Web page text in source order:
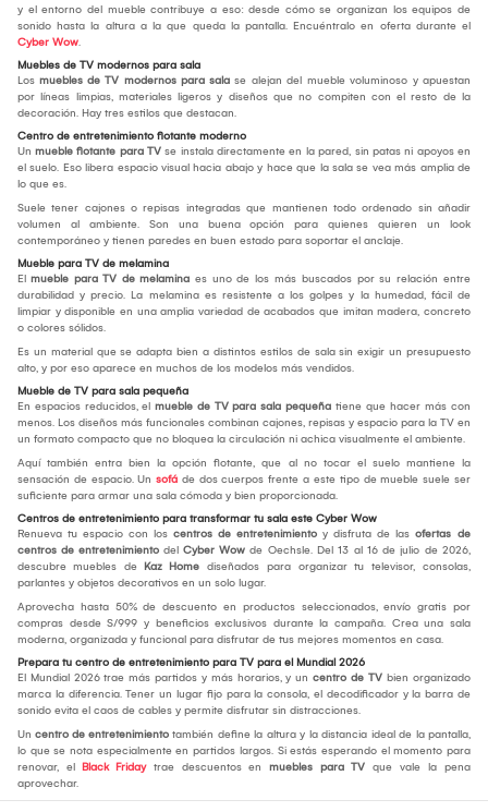
y el entorno del mueble contribuye a eso: desde cómo se organizan los equipos de
sonido hasta la altura a la que queda la pantalla. Encuéntralo en oferta durante el
Cyber Wow.
Muebles de TV modernos para sala
Los muebles de TV modernos para sala se alejan del mueble voluminoso y apuestan
por líneas limpias, materiales ligeros y diseños que no compiten con el resto de la
decoración. Hay tres estilos que destacan.
Centro de entretenimiento flotante moderno
Un mueble flotante para TV se instala directamente en la pared, sin patas ni apoyos en
el suelo. Eso libera espacio visual hacia abajo y hace que la sala se vea más amplia de
lo que es.
Suele tener cajones o repisas integradas que mantienen todo ordenado sin añadir
volumen al ambiente. Son una buena opción para quienes quieren un look
contemporáneo y tienen paredes en buen estado para soportar el anclaje.
Mueble para TV de melamina
El mueble para TV de melamina es uno de los más buscados por su relación entre
durabilidad y precio. La melamina es resistente a los golpes y la humedad, fácil de
limpiar y disponible en una amplia variedad de acabados que imitan madera, concreto
o colores sólidos.
Es un material que se adapta bien a distintos estilos de sala sin exigir un presupuesto
alto, y por eso aparece en muchos de los modelos más vendidos.
Mueble de TV para sala pequeña
En espacios reducidos, el mueble de TV para sala pequeña tiene que hacer más con
menos. Los diseños más funcionales combinan cajones, repisas y espacio para la TV en
un formato compacto que no bloquea la circulación ni achica visualmente el ambiente.
Aquí también entra bien la opción flotante, que al no tocar el suelo mantiene la
sensación de espacio. Un sofá de dos cuerpos frente a este tipo de mueble suele ser
suficiente para armar una sala cómoda y bien proporcionada.
Centros de entretenimiento para transformar tu sala este Cyber Wow
Renueva tu espacio con los centros de entretenimiento y disfruta de las ofertas de
centros de entretenimiento del Cyber Wow de Oechsle. Del 13 al 16 de julio de 2026,
descubre muebles de Kaz Home diseñados para organizar tu televisor, consolas,
parlantes y objetos decorativos en un solo lugar.
Aprovecha hasta 50% de descuento en productos seleccionados, envío gratis por
compras desde S/999 y beneficios exclusivos durante la campaña. Crea una sala
moderna, organizada y funcional para disfrutar de tus mejores momentos en casa.
Prepara tu centro de entretenimiento para TV para el Mundial 2026
El Mundial 2026 trae más partidos y más horarios, y un centro de TV bien organizado
marca la diferencia. Tener un lugar fijo para la consola, el decodificador y la barra de
sonido evita el caos de cables y permite disfrutar sin distracciones.
Un centro de entretenimiento también define la altura y la distancia ideal de la pantalla,
lo que se nota especialmente en partidos largos. Si estás esperando el momento para
renovar, el Black Fridaytrae descuentos en muebles para TV que vale la pena
aprovechar.